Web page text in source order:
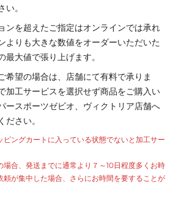
。
ンを超えたご指定はオンラインでは承れ
よりも大きな数値をオーダーいただいた
大値で張り上げます。
希望の場合は、店舗にて有料で承りま
加工サービスを選択せず商品をご購入い
ースポーツゼビオ、ヴィクトリア店舗へ
さい。
ピングカートに入っている状態でないと加工サー
合、発送までに通常より ７～10日程度多くお時
頼が集中した場合、さらにお時間を要することが